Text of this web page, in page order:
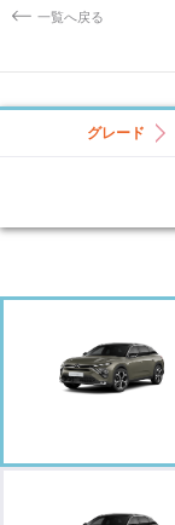
一覧へ戻る
グレード